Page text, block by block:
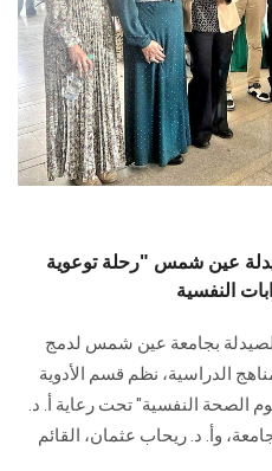
عين شمس "رحلة توعوية
بجامعة عين شمس لدمج
الدراسية، نظم قسم الأدوية
الصحة النفسية" تحت رعاية أ. د.
وأ. د. ريحاب عثمان، القائم